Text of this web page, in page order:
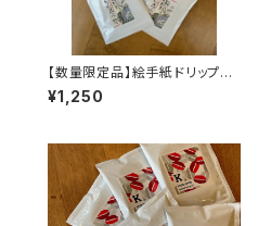
【数量限定品】絵手紙ドリップバ
ックコーヒー(5P)
¥1,250